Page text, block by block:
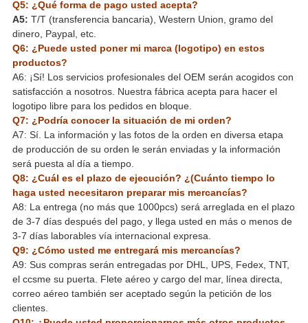
Q5: ¿Qué forma de pago usted acepta?
A5: T/T (transferencia bancaria), Western Union, gramo del
dinero, Paypal, etc.
Q6: ¿Puede usted poner mi marca (logotipo) en estos
productos?
A6: ¡Sí! Los servicios profesionales del OEM serán acogidos con
satisfacción a nosotros. Nuestra fábrica acepta para hacer el
logotipo libre para los pedidos en bloque.
Q7: ¿Podría conocer la situación de mi orden?
A7: Sí. La información y las fotos de la orden en diversa etapa
de producción de su orden le serán enviadas y la información
será puesta al día a tiempo.
Q8: ¿Cuál es el plazo de ejecución? ¿(Cuánto tiempo lo
haga usted necesitaron preparar mis mercancías?
A8: La entrega (no más que 1000pcs) será arreglada en el plazo
de 3-7 días después del pago, y llega usted en más o menos de
3-7 días laborables vía internacional expresa.
Q9: ¿Cómo usted me entregará mis mercancías?
A9: Sus compras serán entregadas por DHL, UPS, Fedex, TNT,
el ccsme su puerta. Flete aéreo y cargo del mar, línea directa,
correo aéreo también ser aceptado según la petición de los
clientes.